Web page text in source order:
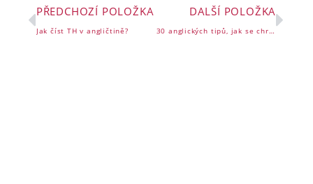
PŘEDCHOZÍ POLOŽKA
Jak číst TH v angličtině?
DALŠÍ POLOŽKA
30 anglických tipů, jak se chránit před horkem